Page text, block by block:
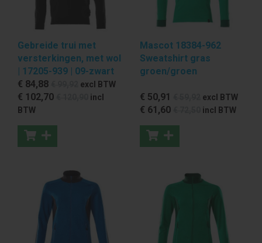
Gebreide trui met
versterkingen, met wol
| 17205-939 | 09-zwart
€ 84,88 excl BTW
€ 102,70
incl
BTW
Mascot 18384-962
Sweatshirt gras
groen/groen
€ 50,91 excl BTW
€ 61 ,60 incl BTW